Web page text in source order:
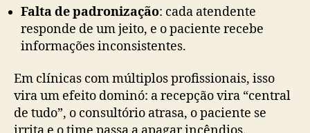
Falta de padronização: cada atendente
responde de um jeito, e o paciente recebe
informações inconsistentes.
Em clínicas com múltiplos profissionais, isso
vira um efeito dominó: a recepção vira “central
de tudo”, o consultório atrasa, o paciente se